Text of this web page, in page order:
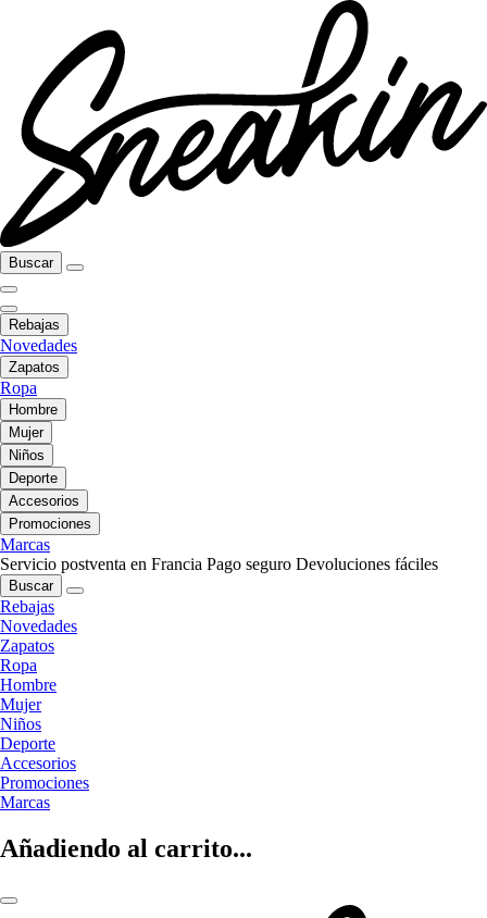
Buscar
Rebajas
Novedades
Zapatos
Ropa
Hombre
Mujer
Niños
Deporte
Accesorios
Promociones
Marcas
Servicio postventa en Francia Pago seguro Devoluciones fáciles
Buscar
Rebajas
Novedades
Zapatos
Ropa
Hombre
Mujer
Niños
Deporte
Accesorios
Promociones
Marcas
Añadiendo al carrito...